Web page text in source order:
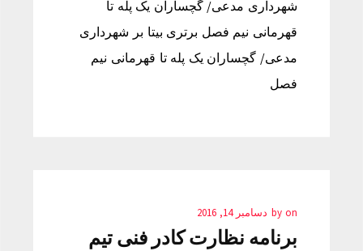
شهرداری مدعی/ گچساران یک پله تا
قهرمانی نیم فصل برتری بیتا بر شهرداری
مدعی/ گچساران یک پله تا قهرمانی نیم
فصل
by on دسامبر 14, 2016
برنامه نظارت کادر فنی تیم